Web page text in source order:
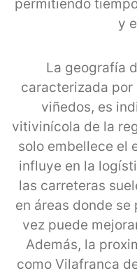
permitiendo
y
La geografía
caracterizada por
viñedos, es
vitivinícola de la
solo embellece el
influye en la
las carreteras
en áreas donde se
vez puede
Además, la
como Vilafranca